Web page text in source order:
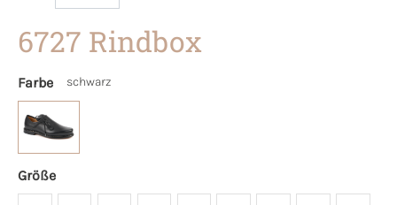
6727 Rindbox
Farbe schwarz
Größe